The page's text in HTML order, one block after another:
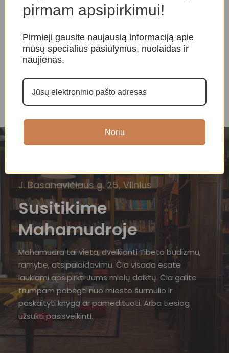
Tibeto dainuojantis
dubenėlis
Dainuojantys Tibeto
dubenėliai , Dainuojantys
dubenėliai
Tibeto dainuojantis
Dainuojantys Tibeto
dubenėliai, Dainuojantys
J. Basanavičiaus g. 25, Vilnius
Susitikime
Mahamudroje
Mahamudra tai vieta, dvelkianti Tibeto budizmu,
ramybe, atsipalaidavimu. Čia visada esate
laukiami apsipirkti Jums mielų daiktų. Čia galite
trumpam pabėgti nuo miesto šurmulio ir
paskaityti knygą ar pamedituoti. Arba tiesiog
užsukti pasisveikinti.
pirmam apsipirkimui!
Pirmieji gausite naujausią informaciją apie
mūsų specialius pasiūlymus, nuolaidas ir
naujienas.
Noriu